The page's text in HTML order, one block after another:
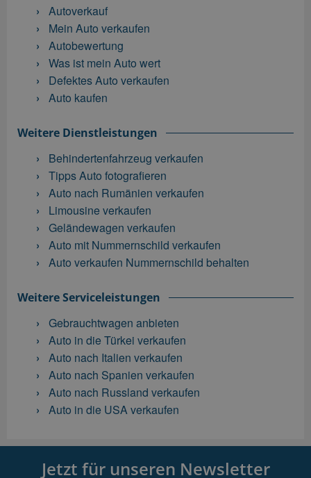
Autoverkauf
Mein Auto verkaufen
Autobewertung
Was ist mein Auto wert
Defektes Auto verkaufen
Auto kaufen
Weitere Dienstleistungen
Behindertenfahrzeug verkaufen
Tipps Auto fotografieren
Auto nach Rumänien verkaufen
Limousine verkaufen
Geländewagen verkaufen
Auto mit Nummernschild verkaufen
Auto verkaufen Nummernschild behalten
Weitere Serviceleistungen
Gebrauchtwagen anbieten
Auto in die Türkei verkaufen
Auto nach Italien verkaufen
Auto nach Spanien verkaufen
Auto nach Russland verkaufen
Auto in die USA verkaufen
Jetzt für unseren Newsletter